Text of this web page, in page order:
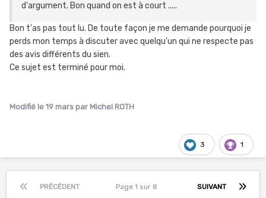
d'argument. Bon quand on est à court .....
Bon t'as pas tout lu. De toute façon je me demande pourquoi je
perds mon temps à discuter avec quelqu'un qui ne respecte pas
des avis différents du sien.
Ce sujet est terminé pour moi.
Modifié le 19 mars par Michel ROTH
3 1
PRÉCÉDENT SUIVANT
Page 1 sur 8